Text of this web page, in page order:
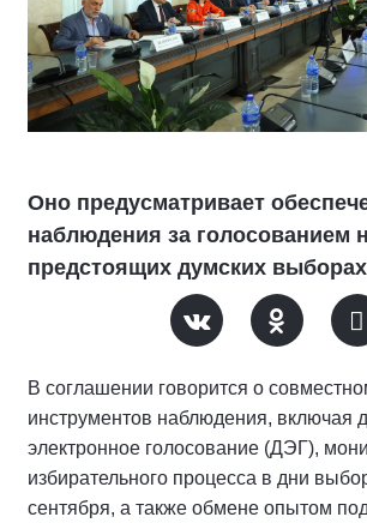
Оно предусматривает
наблюдения за голосованием
предстоящих думских выборах
В соглашении говорится о
инструментов наблюдения, включая
электронное голосование (ДЭГ),
избирательного процесса в дни
сентября, а также обмене опытом